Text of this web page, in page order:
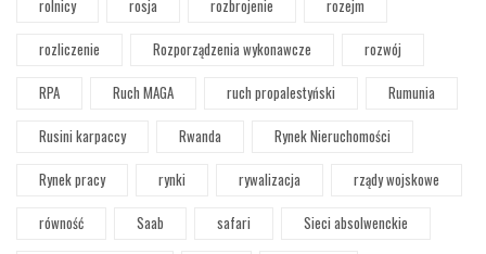
rolnicy
rosja rozbrojenie
rozejm
rozliczenie
Rozporządzenia wykonawcze
rozwój
RPA
Ruch MAGA ruch propalestyński
Rumunia
Rusini karpaccy
Rwanda
Rynek Nieruchomości
Rynek pracy
rynki rywalizacja
rządy wojskowe
równość
Saab safari
Sieci absolwenckie